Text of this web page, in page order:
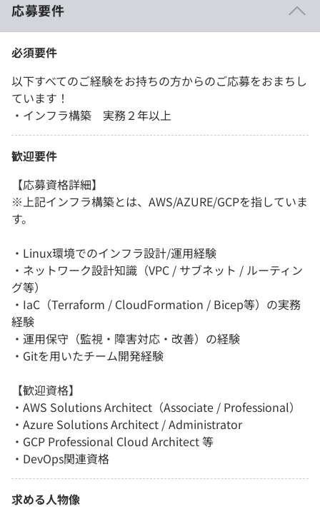
応募要件
必須要件
以下すべてのご経験をお持ちの方からのご応募をおまちし
ています！
・インフラ構築 実務２年以上
歓迎要件
【応募資格詳細】
※上記インフラ構築とは、AWS/AZURE/GCPを指していま
す。
・Linux環境でのインフラ設計/運用経験
・ネットワーク設計知識（VPC / サブネット / ルーティン
グ等）
・IaC（Terraform / CloudFormation / Bicep等）の実務
経験
・運用保守（監視・障害対応・改善）の経験
・Gitを用いたチーム開発経験
【歓迎資格】
・AWS Solutions Architect（Associate / Professional）
・Azure Solutions Architect / Administrator
・GCP Professional Cloud Architect 等
・DevOps関連資格
求める人物像